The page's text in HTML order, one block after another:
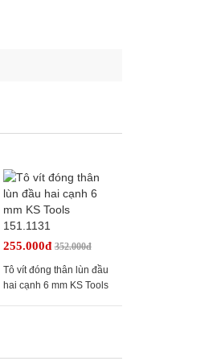
255.000đ352.000đ
Tô vít đóng thân lùn đầu
hai cạnh 6 mm KS Tools